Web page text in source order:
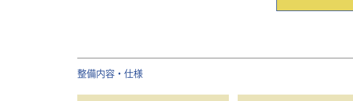
整備内容・仕様